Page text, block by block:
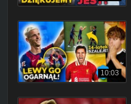
10:03